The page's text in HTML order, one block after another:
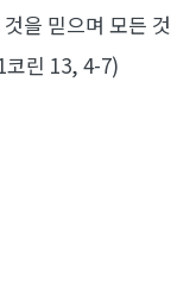
을 믿으며 모든 것
코린 13, 4-7)